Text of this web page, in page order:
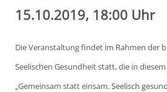
15.10.2019, 18:00 Uhr
Die Veranstaltung findet im Rahmen der
Seelischen Gesundheit statt, die in
„Gemeinsam statt einsam. Seelisch